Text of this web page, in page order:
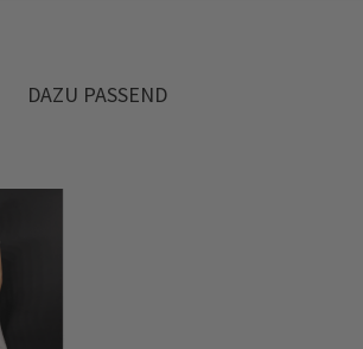
DAZU PASSEND